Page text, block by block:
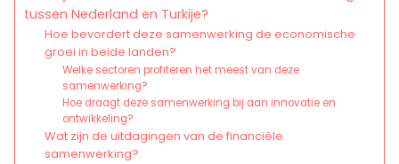
tussen Nederland en Turkije?
Hoe bevordert deze samenwerking de economische
groei in beide landen?
Welke sectoren profiteren het meest van deze
samenwerking?
Hoe draagt deze samenwerking bij aan innovatie en
ontwikkeling?
Wat zijn de uitdagingen van de financiële
samenwerking?